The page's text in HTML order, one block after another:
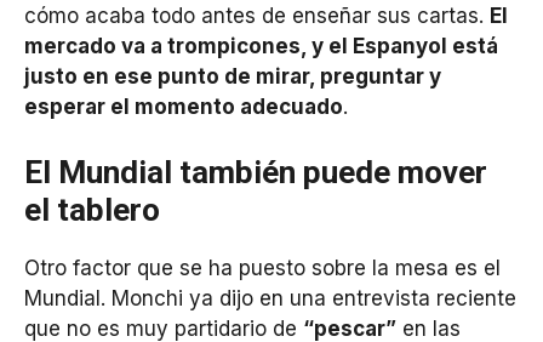
cómo acaba todo antes de enseñar sus cartas. El
mercado va a trompicones, y el Espanyol está
justo en ese punto de mirar, preguntar y
esperar el momento adecuado.
El Mundial también puede mover
el tablero
Otro factor que se ha puesto sobre la mesa es el
Mundial. Monchi ya dijo en una entrevista reciente
que no es muy partidario de “pescar” en las